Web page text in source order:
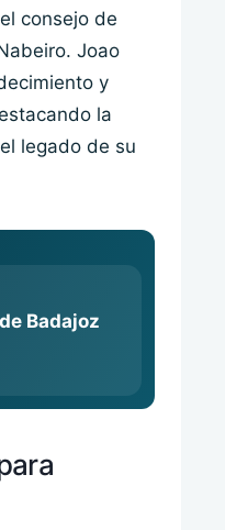
consejo de
Joao
y
la
legado de su
Badajoz